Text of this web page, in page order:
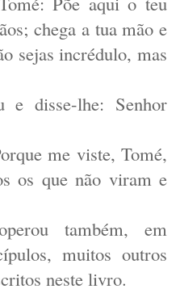
chega a tua mão e
sejas incrédulo, mas
e disse-lhe: Senhor
me viste, Tomé,
os que não viram e
também, em
muitos outros
neste livro.